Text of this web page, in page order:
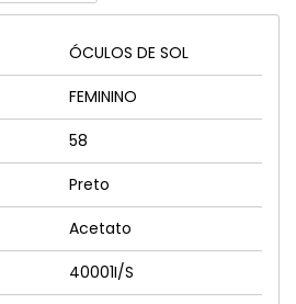
ÓCULOS DE SOL
FEMININO
58
Preto
Acetato
40001I/S